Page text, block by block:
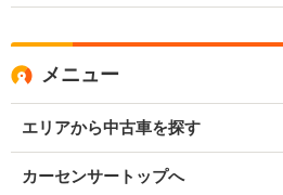
メニュー
エリアから中古車を探す
カーセンサートップへ